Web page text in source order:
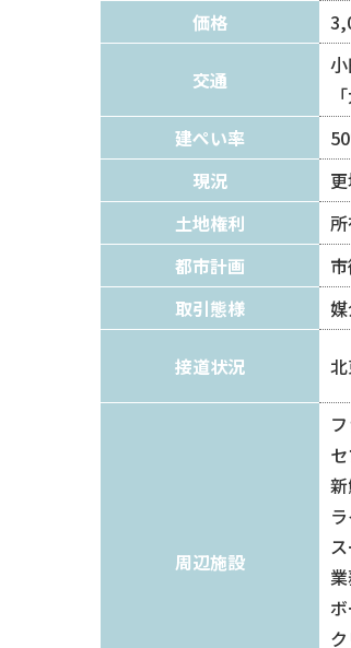
価格
交通
建ぺい率
現況
土地権利
都市計画
取引態様
接道状況
周辺施設